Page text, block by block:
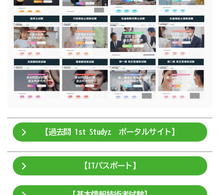
【過去問 1st Studyz ポータルサイト】
【ITパスポート】